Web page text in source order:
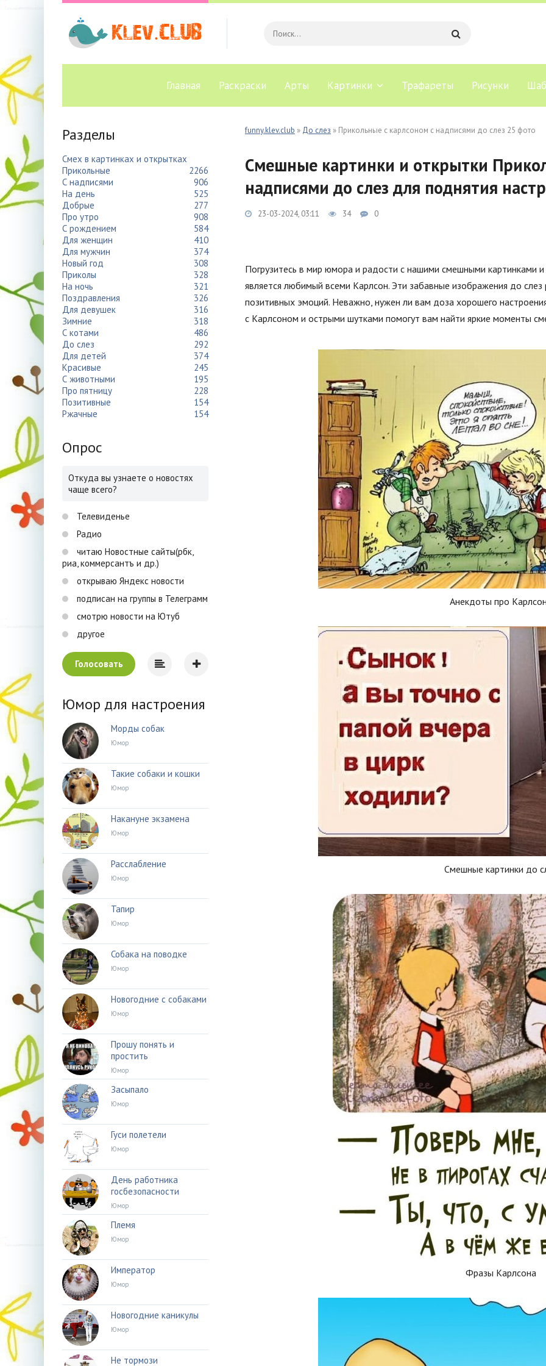
Главная Раскраски Арты Картинки Трафареты Рисунки
funny.klev.club » До слез » Прикольные с карлсоном с надписями до слез 25 фото
Смешные картинки и открытки
надписями до слез для поднятия
23-03-2024, 03:11 34 0
Погрузитесь в мир юмора и радости с нашими смешными картинками
является любимый всеми Карлсон. Эти забавные изображения до
позитивных эмоций. Неважно, нужен ли вам доза хорошего
с Карлсоном и острыми шутками помогут вам найти яркие моменты
Анекдоты про
Смешные картинки до
Фразы Карлсона
Разделы
Смех в картинках и открытках
Прикольные
2266
С надписями
906
На день
525
Добрые
277
Про утро
908
С рождением
584
Для женщин
410
Для мужчин
374
Новый год
308
Приколы
328
На ночь
321
Поздравления
326
Для девушек
316
Зимние
318
С котами
486
До слез
292
Для детей
374
Красивые
245
С животными
195
Про пятницу
228
Позитивные
154
Ржачные
154
Опрос
Откуда вы узнаете о новостях
чаще всего?
Телевиденье
Радио
читаю Новостные сайты(рбк,
риа, коммерсантъ и др.)
открываю Яндекс новости
подписан на группы в Телеграмм
смотрю новости на Ютуб
другое
Голосовать
Юмор для настроения
Морды собак
Юмор
Такие собаки и кошки
Юмор
Накануне экзамена
Юмор
Расслабление
Юмор
Тапир
Юмор
Собака на поводке
Юмор
Новогодние с собаками
Юмор
Прошу понять и
простить
Юмор
Засыпало
Юмор
Гуси полетели
Юмор
День работника
госбезопасности
Юмор
Племя
Юмор
Император
Юмор
Новогодние каникулы
Юмор
Не тормози